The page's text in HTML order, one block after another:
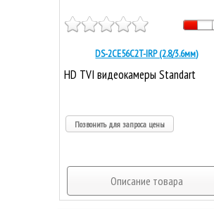
DS-2CE56C2T-IRP (2.8/3.6мм)
HD TVI видеокамеры Standart
Позвонить для запроса цены
Описание товара